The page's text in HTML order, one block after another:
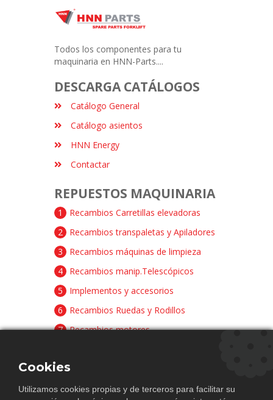
Todos los componentes para tu
maquinaria en HNN-Parts....
DESCARGA CATÁLOGOS
Catálogo General
Catálogo asientos
HNN Energy
Contactar
REPUESTOS MAQUINARIA
Recambios Carretillas elevadoras
1
Recambios transpaletas y Apiladores
2
Recambios máquinas de limpieza
3
Recambios manip.Telescópicos
4
Implementos y accesorios
5
Recambios Ruedas y Rodillos
6
Recambios motores
7
Avda. Principal Pista Papa Ali, 5 Pol.
Cookies
Utilizamos cookies propias y de terceros para facilitar su